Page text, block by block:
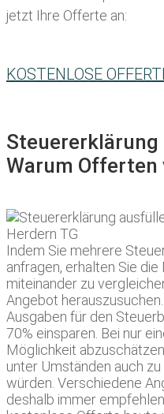
jetzt Ihre Offerte an:
KOSTENLOSE
Warum Offerten
Indem Sie mehrere
anfragen, erhalten Sie
miteinander zu
Angebot
Ausgaben für den
70% einsparen. Bei nur
Möglichkeit
unter Umständen auch
würden. Verschiedene
deshalb immer